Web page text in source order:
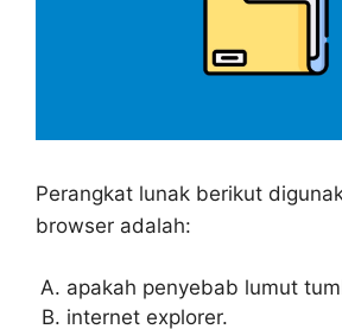
Perangkat lunak berikut
browser adalah:
apakah penyebab lumut
internet explorer.